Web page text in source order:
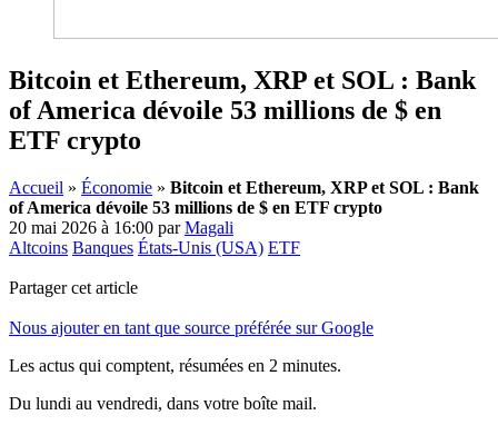
Bitcoin et Ethereum, XRP et SOL : Bank
of America dévoile 53 millions de $ en
ETF crypto
Accueil » Économie » Bitcoin et Ethereum, XRP et SOL : Bank
of America dévoile 53 millions de $ en ETF crypto
20 mai 2026 à 16:00 parMagali
Altcoins Banques États-Unis (USA) ETF
Partager cet article
Nous ajouter en tant que source préférée sur Google
Les actus qui comptent, résumées en 2 minutes.
Du lundi au vendredi, dans votre boîte mail.